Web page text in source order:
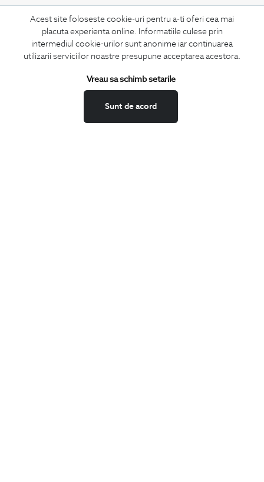
Acest site foloseste cookie-uri pentru a-ti oferi cea mai
placuta experienta online. Informatiile culese prin
intermediul cookie-urilor sunt anonime iar continuarea
utilizarii serviciilor noastre presupune acceptarea acestora.
Sunt de acord
Vreau sa schimb setarile
CONCIERGE
Termeni si conditii
Schimburi si retur
Feedback site
ANPC